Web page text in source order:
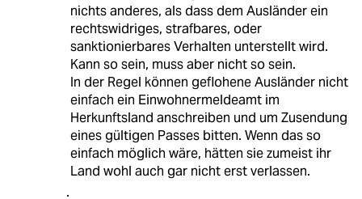
nichts anderes, als dass dem Ausländer ein
rechtswidriges, strafbares, oder
sanktionierbares Verhalten unterstellt wird.
Kann so sein, muss aber nicht so sein.
In der Regel können geflohene Ausländer nicht
einfach ein Einwohnermeldeamt im
Herkunftsland anschreiben und um Zusendung
eines gültigen Passes bitten. Wenn das so
einfach möglich wäre, hätten sie zumeist ihr
Land wohl auch gar nicht erst verlassen.